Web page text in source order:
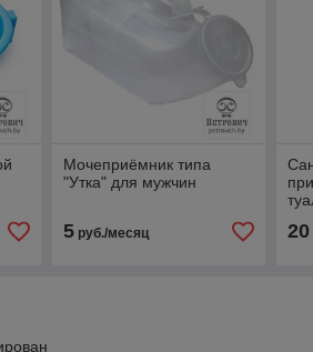
Мочеприёмник типа
"Утка" для мужчин
5руб./месяц 20